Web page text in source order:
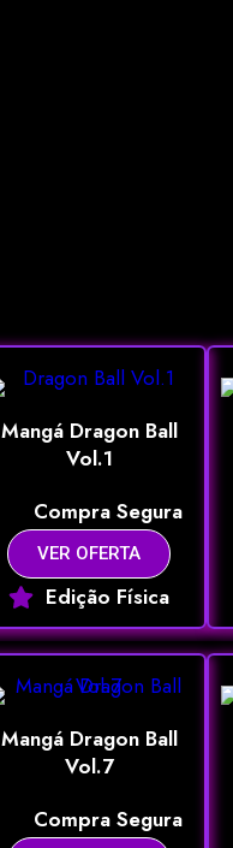
Mangá Dragon Ball
Vol.1
Compra Segura
VER OFERTA
Edição Física
Mangá Dragon Ball
Vol.7
Compra Segura